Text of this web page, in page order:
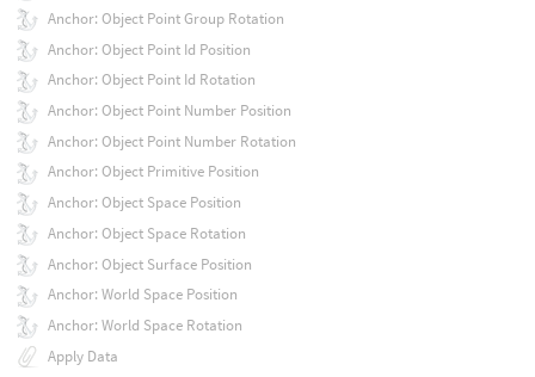
Anchor: Object Point Group Rotation
Anchor: Object Point Id Position
Anchor: Object Point Id Rotation
Anchor: Object Point Number Position
Anchor: Object Point Number Rotation
Anchor: Object Primitive Position
Anchor: Object Space Position
Anchor: Object Space Rotation
Anchor: Object Surface Position
Anchor: World Space Position
Anchor: World Space Rotation
Apply Data